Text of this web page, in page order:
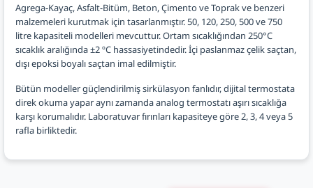
Agrega-Kayaç, Asfalt-Bitüm, Beton, Çimento ve Toprak ve benzeri
malzemeleri kurutmak için tasarlanmıştır. 50, 120, 250, 500 ve 750
litre kapasiteli modelleri mevcuttur. Ortam sıcaklığından 250°C
sıcaklık aralığında ±2 ºC hassasiyetindedir. İçi paslanmaz çelik saçtan,
dışı epoksi boyalı saçtan imal edilmiştir.
Bütün modeller güçlendirilmiş sirkülasyon fanlıdır, dijital termostata
direk okuma yapar aynı zamanda analog termostatı aşırı sıcaklığa
karşı korumalıdır. Laboratuvar fırınları kapasiteye göre 2, 3, 4 veya 5
rafla birliktedir.